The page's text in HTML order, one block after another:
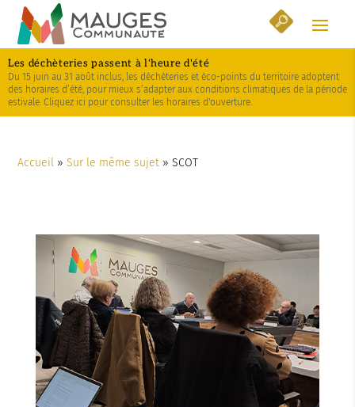
Skip
Aller
navigation
Plan
Les déchèteries passent à l'heure d'été
Du 15 juin au 31 août inclus, les déchèteries et éco-points du territoire adoptent
des horaires d’été, pour mieux s’adapter aux conditions climatiques de la période
estivale. Cliquez ici pour consulter les horaires d'ouverture.
Accueil »Sur le même sujet »SCOT